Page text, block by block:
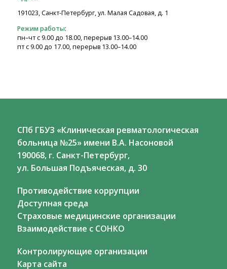
191023, Санкт-Петербург, ул. Малая Садовая, д. 1
Режим работы:
пн–чт с 9.00 до 18.00, перерыв 13.00–14.00
пт с 9.00 до 17.00, перерыв 13.00–14.00
СПб ГБУЗ «Клиническая ревматологическая
больница №25» имени В.А. Насоновой
190068, г. Санкт-Петербург,
ул. Большая Подъяческая, д. 30
Противодействие коррупции
Доступная среда
Страховые медицинские организации
Взаимодействие с СОНКО
Контролирующие организации
Карта сайта